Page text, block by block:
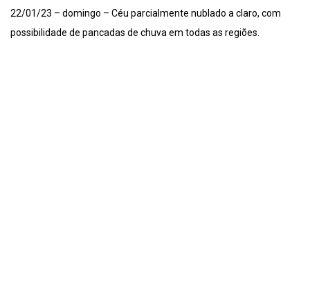
22/01/23 – domingo – Céu parcialmente nublado a claro, com
possibilidade de pancadas de chuva em todas as regiões.